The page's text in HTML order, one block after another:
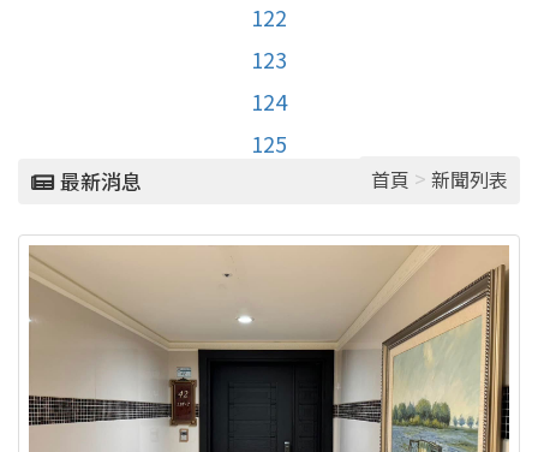
122
123
124
125
最新消息 首頁 > 新聞列表